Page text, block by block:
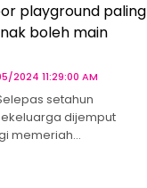
playground paling
boleh main
2024 11:29:00 AM
setahun
dijemput
memeriah…